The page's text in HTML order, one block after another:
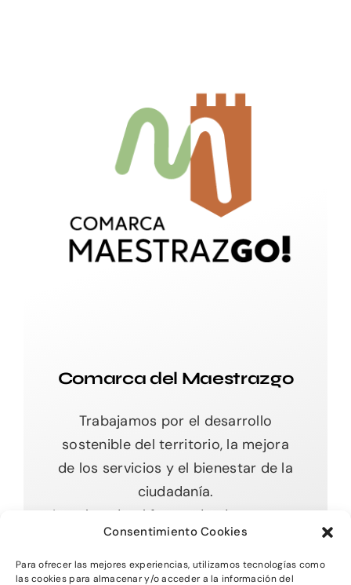
Consentimiento Cookies
Para ofrecer las mejores experiencias, utilizamos tecnologías como
las cookies para almacenar y/o acceder a la información del
Comarca del Maestrazgo
Trabajamos por el desarrollo
sostenible del territorio, la mejora
de los servicios y el bienestar de la
ciudadanía.
Impulsando el futuro desde nuestras
raíces.